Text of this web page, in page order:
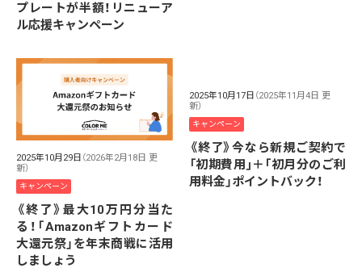
プレートが半額！リニューア
ル応援キャンペーン
2025年10月29日 （2026年2月18日 更
新）
キャンペーン
《終了》最大10万円分当た
る！「Amazonギフトカード
大還元祭」を年末商戦に活用
しましょう
2025年10月17日 （2025年11月4日 更
新）
キャンペーン
《終了》今なら新規ご契約で
「初期費用｣＋｢初月分のご利
用料金」ポイントバック！